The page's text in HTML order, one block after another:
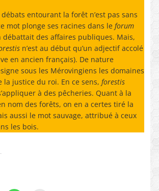
entourant la forêt n’est pas sans
mot plonge ses racines dans le forum
débattait des affaires publiques. Mais,
n’est au début qu’un adjectif accolé
en ancien français). De nature
sous les Mérovingiens les domaines
la justice du roi. En ce sens, forestis
à des pêcheries. Quant à la
nom des forêts, on en a certes tiré la
aussi le mot sauvage, attribué à ceux
les bois.